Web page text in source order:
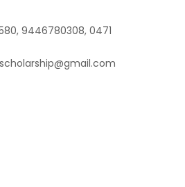
9446780308, 0471